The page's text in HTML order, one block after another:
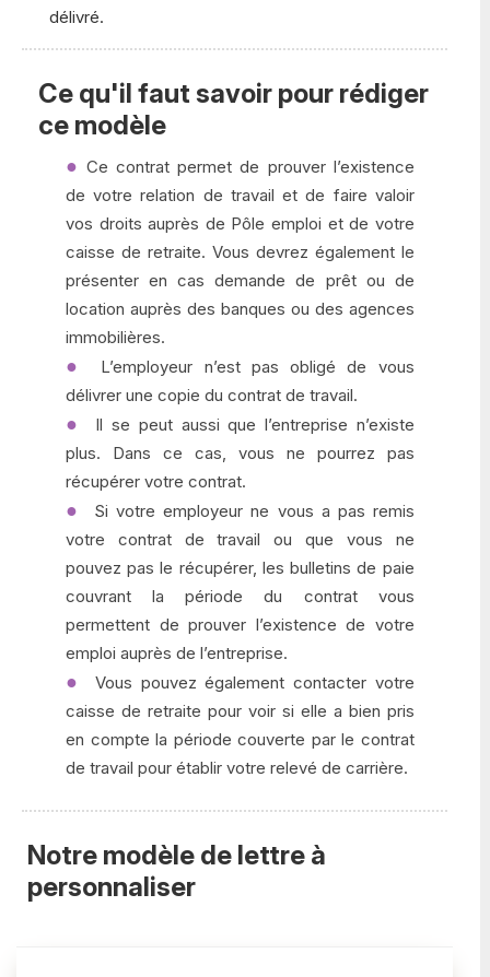
délivré.
Ce qu'il faut savoir pour rédiger
ce modèle
Ce contrat permet de prouver l’existence
de votre relation de travail et de faire valoir
vos droits auprès de Pôle emploi et de votre
caisse de retraite. Vous devrez également le
présenter en cas demande de prêt ou de
location auprès des banques ou des agences
immobilières.
L’employeur n’est pas obligé de vous
délivrer une copie du contrat de travail.
Il se peut aussi que l’entreprise n’existe
plus. Dans ce cas, vous ne pourrez pas
récupérer votre contrat.
Si votre employeur ne vous a pas remis
votre contrat de travail ou que vous ne
pouvez pas le récupérer, les bulletins de paie
couvrant la période du contrat vous
permettent de prouver l’existence de votre
emploi auprès de l’entreprise.
Vous pouvez également contacter votre
caisse de retraite pour voir si elle a bien pris
en compte la période couverte par le contrat
de travail pour établir votre relevé de carrière.
Notre modèle de lettre à
personnaliser